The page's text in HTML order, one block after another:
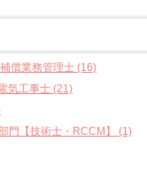
補償業務管理士 (16)
気工事士 (21)
門【技術士・RCCM】 (1)